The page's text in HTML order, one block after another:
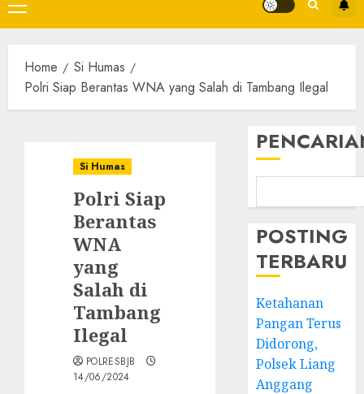
Home
Si Humas
Polri Siap Berantas WNA yang Salah di Tambang Ilegal
Si Humas
Polri Siap
Berantas
WNA
yang
Salah di
Tambang
Ilegal
POLRESBJB
14/06/2024
POSTING
TERBARU
Ketahanan
Pangan Terus
Didorong,
Polsek Liang
Anggang